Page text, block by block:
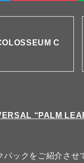
C
“PALM
ックをご紹介させ